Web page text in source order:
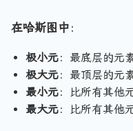
在哈斯图中 ：
极小元：最底层的元
极大元：最顶层的元
最小元：比所有其他
最大元：比所有其他